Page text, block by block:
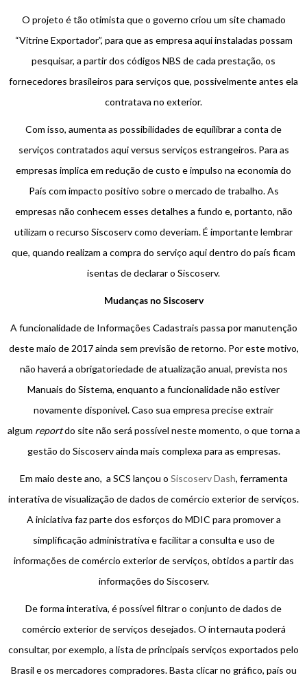
O projeto é tão otimista que o governo criou um site chamado
“Vitrine Exportador”, para que as empresa aqui instaladas possam
pesquisar, a partir dos códigos NBS de cada prestação, os
fornecedores brasileiros para serviços que, possivelmente antes ela
contratava no exterior.
Com isso, aumenta as possibilidades de equilibrar a conta de
serviços contratados aqui versus serviços estrangeiros. Para as
empresas implica em redução de custo e impulso na economia do
País com impacto positivo sobre o mercado de trabalho. As
empresas não conhecem esses detalhes a fundo e, portanto, não
utilizam o recurso Siscoserv como deveriam. É importante lembrar
que, quando realizam a compra do serviço aqui dentro do país ficam
isentas de declarar o Siscoserv.
Mudanças no Siscoserv
A funcionalidade de Informações Cadastrais passa por manutenção
deste maio de 2017 ainda sem previsão de retorno. Por este motivo,
não haverá a obrigatoriedade de atualização anual, prevista nos
Manuais do Sistema, enquanto a funcionalidade não estiver
novamente disponível. Caso sua empresa precise extrair
algum reportdo site não será possível neste momento, o que torna a
gestão do Siscoserv ainda mais complexa para as empresas.
Em maio deste ano, a SCS lançou o Siscoserv Dash, ferramenta
interativa de visualização de dados de comércio exterior de serviços.
A iniciativa faz parte dos esforços do MDIC para promover a
simplificação administrativa e facilitar a consulta e uso de
informações de comércio exterior de serviços, obtidos a partir das
informações do Siscoserv.
De forma interativa, é possível filtrar o conjunto de dados de
comércio exterior de serviços desejados. O internauta poderá
consultar, por exemplo, a lista de principais serviços exportados pelo
Brasil e os mercadores compradores. Basta clicar no gráfico, país ou